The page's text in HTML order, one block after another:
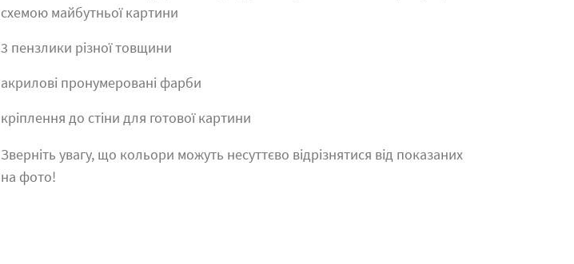
схемою майбутньої картини
3 пензлики різної товщини
акрилові пронумеровані фарби
кріплення до стіни для готової картини
Зверніть увагу, що кольори можуть несуттєво відрізнятися від показаних
на фото!